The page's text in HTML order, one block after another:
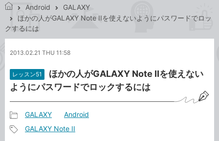
で
き
ッ
Android
GALAXY
ほかの人がGALAXY Note IIを使えないようにパスワードでロッ
クするには
2013.02.21 THU 11:58
レッスン51
ほかの人がGALAXY Note IIを使えない
ようにパスワードでロックするには
事
GALAXY Android
GALAXY Note II